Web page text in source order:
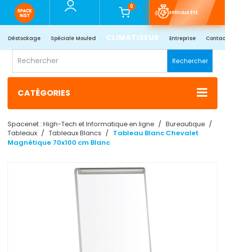
0
SPÉCIALE ÉTÉ
Déstockage Spéciale Mouled CLIMATISEUR Entreprise
Rechercher
CATÉGORIES
Spacenet : High-Tech et Informatique en ligne
Bureautique
Tableaux
Tableaux Blancs
Tableau Blanc Chevalet
Magnétique 70x100 cm Blanc